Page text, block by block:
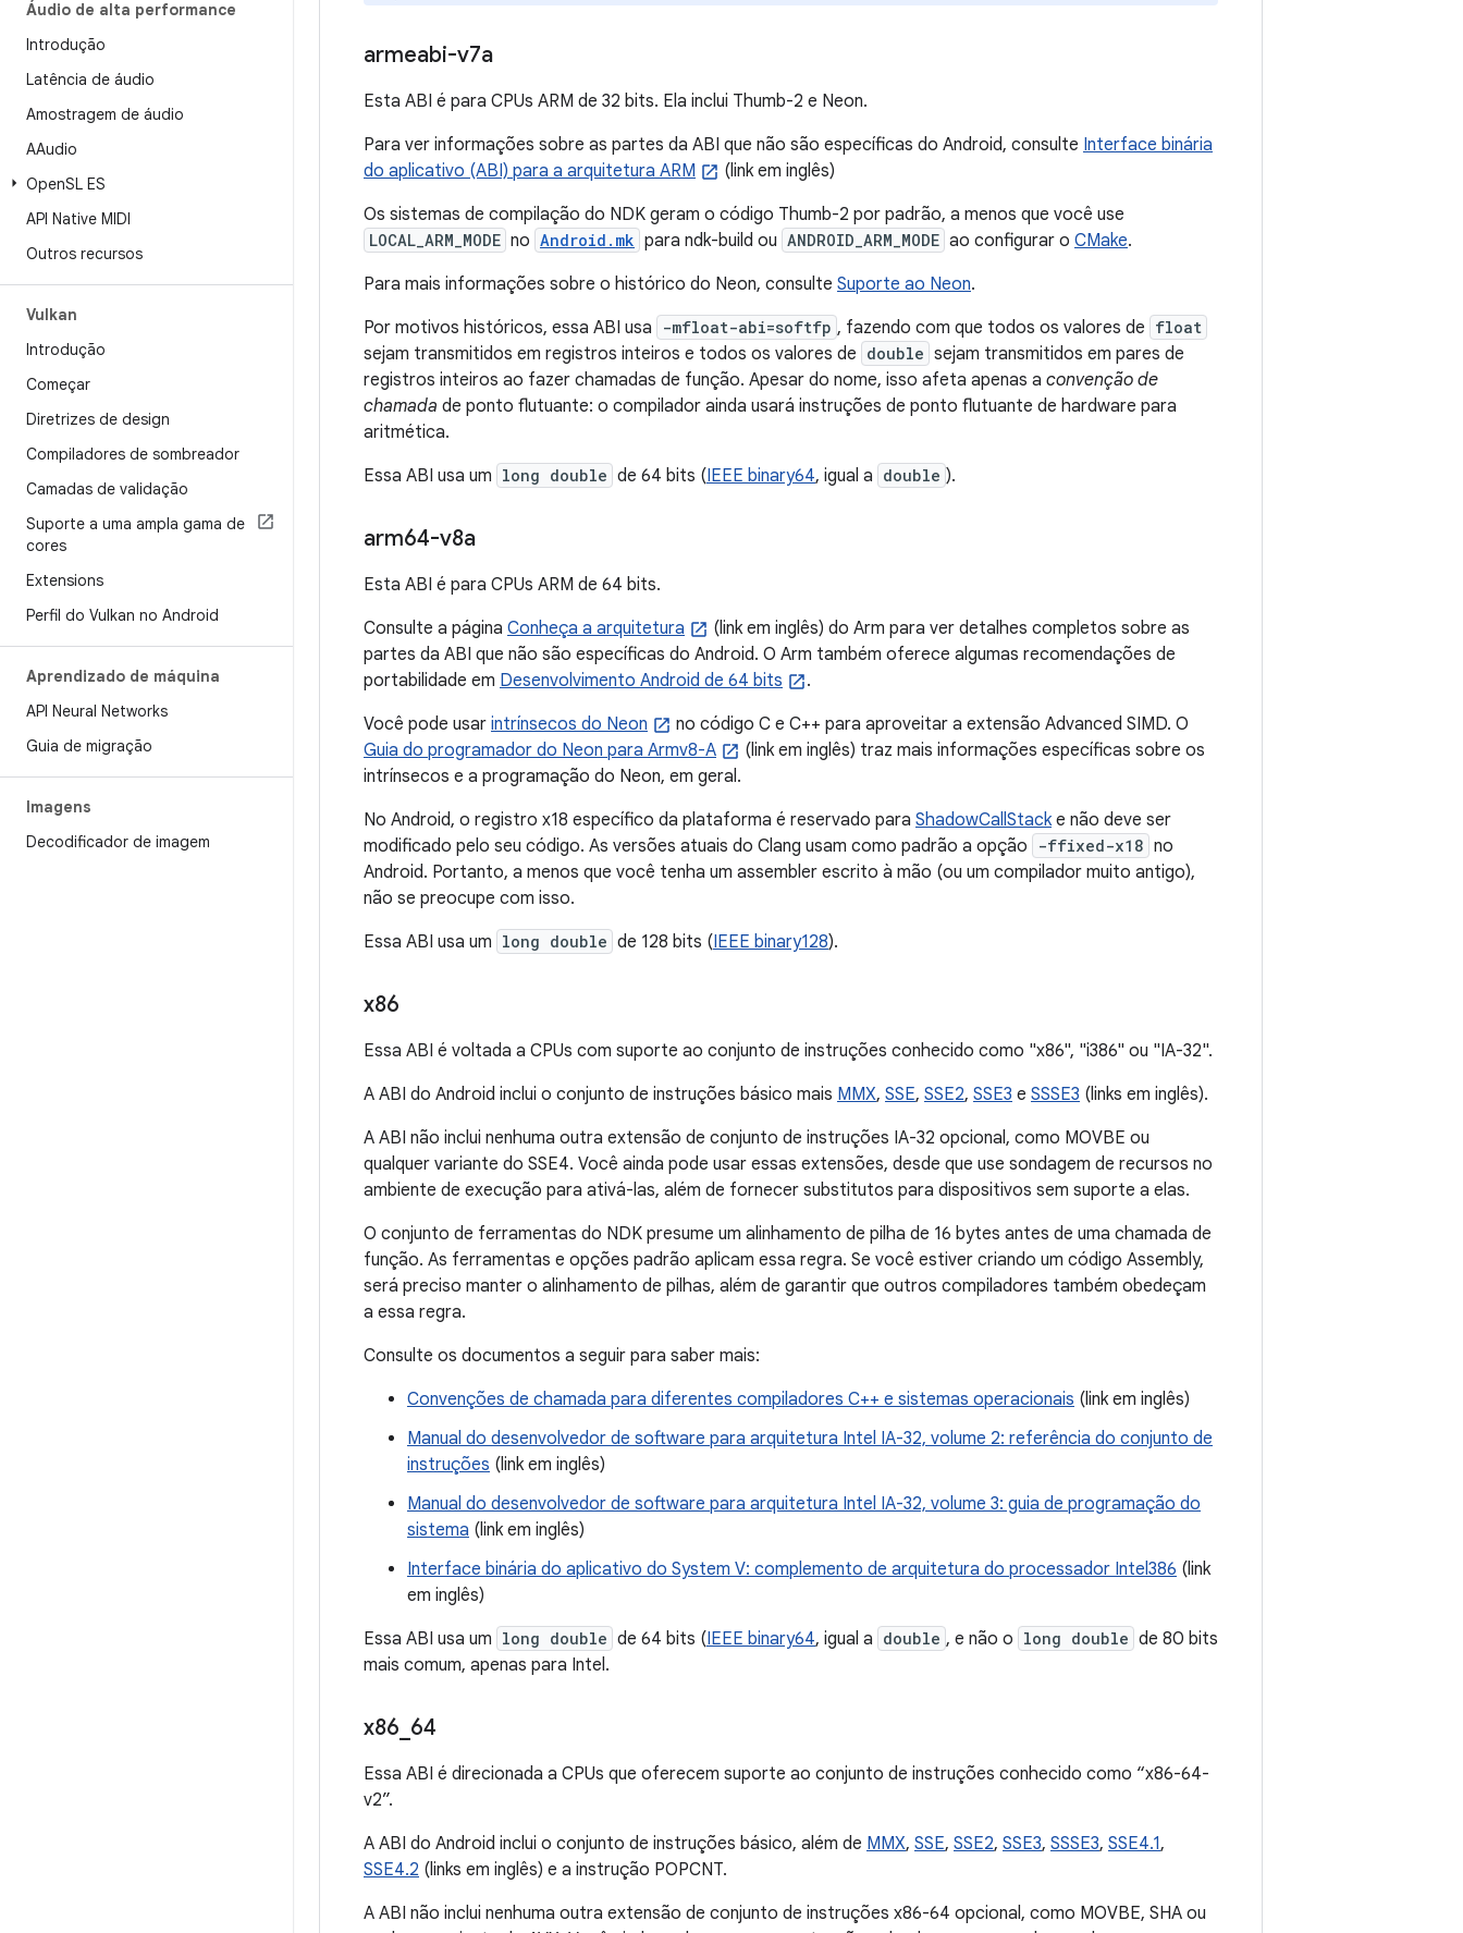
Áudio de alta performance
Introdução
Latência de áudio
Amostragem de áudio
AAudio
OpenSL ES
API Native MIDI
Outros recursos
Vulkan
Introdução
Começar
Diretrizes de design
Compiladores de sombreador
Camadas de validação
Suporte a uma ampla gama de
cores
Extensions
Perfil do Vulkan no Android
Aprendizado de máquina
API Neural Networks
Guia de migração
Imagens
Decodificador de imagem
armeabi-v7a
Esta ABI é para CPUs ARM de 32 bits. Ela inclui Thumb-2 e Neon.
Para ver informações sobre as partes da ABI que não são específicas do Android, consulte Interface binária
do aplicativo (ABI) para a arquitetura ARM
(link em inglês)
Os sistemas de compilação do NDK geram o código Thumb-2 por padrão, a menos que você use
LOCAL_ARM_MODE no Android.mk para ndk-build ou ANDROID_ARM_MODE ao configurar o CMake.
Para mais informações sobre o histórico do Neon, consulte Suporte ao Neon.
Por motivos históricos, essa ABI usa
-mfloat-abi=softfp , fazendo com que todos os valores de float
sejam transmitidos em registros inteiros e todos os valores de double sejam transmitidos em pares de
registros inteiros ao fazer chamadas de função. Apesar do nome, isso afeta apenas a convenção de
chamada de ponto flutuante: o compilador ainda usará instruções de ponto flutuante de hardware para
aritmética.
Essa ABI usa um long double de 64 bits (IEEE binary64, igual a double ).
arm64-v8a
Esta ABI é para CPUs ARM de 64 bits.
Consulte a página Conheça a arquitetura
(link em inglês) do Arm para ver detalhes completos sobre as
partes da ABI que não são específicas do Android. O Arm também oferece algumas recomendações de
portabilidade em Desenvolvimento Android de 64 bits
.
Você pode usar intrínsecos do Neon
no código C e C++ para aproveitar a extensão Advanced SIMD. O
Guia do programador do Neon para Armv8-A
(link em inglês) traz mais informações específicas sobre os
intrínsecos e a programação do Neon, em geral.
No Android, o registro x18 específico da plataforma é reservado para ShadowCallStacke não deve ser
modificado pelo seu código. As versões atuais do Clang usam como padrão a opção
-ffixed-x18 no
Android. Portanto, a menos que você tenha um assembler escrito à mão (ou um compilador muito antigo),
não se preocupe com isso.
Essa ABI usa um long double de 128 bits (IEEE binary128).
x86
Essa ABI é voltada a CPUs com suporte ao conjunto de instruções conhecido como "x86", "i386" ou "IA-32".
A ABI do Android inclui o conjunto de instruções básico mais MMX, SSE, SSE2, SSE3 e SSSE3 (links em inglês).
A ABI não inclui nenhuma outra extensão de conjunto de instruções IA-32 opcional, como MOVBE ou
qualquer variante do SSE4. Você ainda pode usar essas extensões, desde que use sondagem de recursos no
ambiente de execução para ativá-las, além de fornecer substitutos para dispositivos sem suporte a elas.
O conjunto de ferramentas do NDK presume um alinhamento de pilha de 16 bytes antes de uma chamada de
função. As ferramentas e opções padrão aplicam essa regra. Se você estiver criando um código Assembly,
será preciso manter o alinhamento de pilhas, além de garantir que outros compiladores também obedeçam
a essa regra.
Consulte os documentos a seguir para saber mais:
Convenções de chamada para diferentes compiladores C++ e sistemas operacionais (link em inglês)
Manual do desenvolvedor de software para arquitetura Intel IA-32, volume 2: referência do conjunto de
instruções (link em inglês)
Manual do desenvolvedor de software para arquitetura Intel IA-32, volume 3: guia de programação do
sistema (link em inglês)
Interface binária do aplicativo do System V: complemento de arquitetura do processador Intel386 (link
em inglês)
Essa ABI usa um long double de 64 bits (IEEE binary64, igual a double , e não o long double de 80 bits
mais comum, apenas para Intel.
x86 64
Essa ABI é direcionada a CPUs que oferecem suporte ao conjunto de instruções conhecido como “x86-64-
v2”.
A ABI do Android inclui o conjunto de instruções básico, além de MMX, SSE, SSE2, SSE3, SSSE3, SSE4.1,
SSE4.2 (links em inglês) e a instrução POPCNT.
A ABI não inclui nenhuma outra extensão de conjunto de instruções x86-64 opcional, como MOVBE, SHA ou